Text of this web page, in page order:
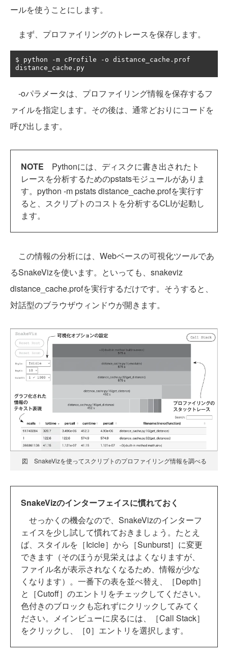
ールを使うことにします。
まず、プロファイリングのトレースを保存します。
$ python -m cProfile - o distance_cache . prof
distance_cache . py
-oパラメータは、プロファイリング情報を保存するフ
ァイルを指定します。その後は、通常どおりにコードを
呼び出します。
NOTE Pythonには、ディスクに書き出されたト
レースを分析するためのpstatsモジュールがありま
す。python -m pstats distance_cache.profを実行す
ると、スクリプトのコストを分析するCLIが起動し
ます。
この情報の分析には、Webベースの可視化ツールであ
るSnakeVizを使います。といっても、snakeviz
distance_cache.profを実行するだけです。そうすると、
対話型のブラウザウィンドウが開きます。
図 SnakeVizを使ってスクリプトのプロファイリング情報を調べる
SnakeVizのインターフェイスに慣れておく
せっかくの機会なので、SnakeVizのインターフ
ェイスを少し試して慣れておきましょう。たとえ
ば、スタイルを［Icicle］から［Sunburst］に変更
できます（そのほうが見栄えはよくなりますが、
ファイル名が表示されなくなるため、情報が少な
くなります）。一番下の表を並べ替え、［Depth］
と［Cutoff］のエントリをチェックしてください。
色付きのブロックも忘れずにクリックしてみてく
ださい。メインビューに戻るには、［Call Stack］
をクリックし、［0］エントリを選択します。